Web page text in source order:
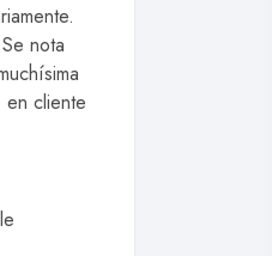
nota
cliente